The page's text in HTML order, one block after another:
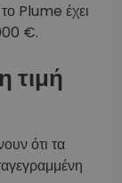
Plume έχει
€.
τιμή
ότι τα